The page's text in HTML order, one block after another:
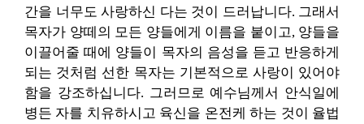
간을 너무도 사랑하신 다는 것이 드러납니다. 그래서
목자가 양떼의 모든 양들에게 이름을 붙이고, 양들을
이끌어줄 때에 양들이 목자의 음성을 듣고 반응하게
되는 것처럼 선한 목자는 기본적으로 사랑이 있어야
함을 강조하십니다. 그러므로 예수님께서 안식일에
병든 자를 치유하시고 육신을 온전케 하는 것이 율법